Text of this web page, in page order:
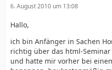
6. August 2010 um 13:08
Hallo,
ich bin Anfänger in Sachen
richtig über das html-
und hatte mir vorher bei